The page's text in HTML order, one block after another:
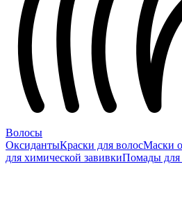
Волосы
ОксидантыКраски для волосМаски
для химической завивкиПомады для